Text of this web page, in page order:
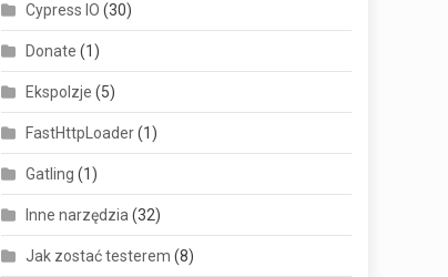
Cypress IO (30)
Donate (1)
Ekspolzje (5)
FastHttpLoader(1)
Gatling (1)
Inne narzędzia (32)
Jak zostać testerem (8)